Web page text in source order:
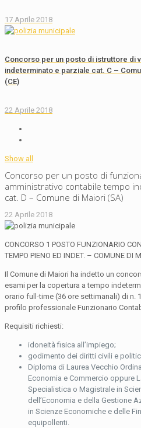
17 Aprile 2018
Concorso per un posto di istruttore di
indeterminato e parziale cat. C –
(CE)
22 Aprile 2018
Show all
Concorso per un posto di
amministrativo contabile tempo
cat. D – Comune di Maiori (SA)
22 Aprile 2018
CONCORSO 1 POSTO FUNZIONARIO
TEMPO PIENO ED INDET. – COMUNE DI
Il Comune di Maiori ha indetto un
esami per la copertura a tempo
orario full-time (36 ore settimanali) di n.
profilo professionale Funzionario
Requisiti richiesti:
idoneità fisica all’impiego;
godimento dei diritti civili e
Diploma di Laurea Vecchio
Economia e Commercio oppure
Specialistica o Magistrale in
dell’Economia e della Gestione
in Scienze Economiche e delle
equipollenti.